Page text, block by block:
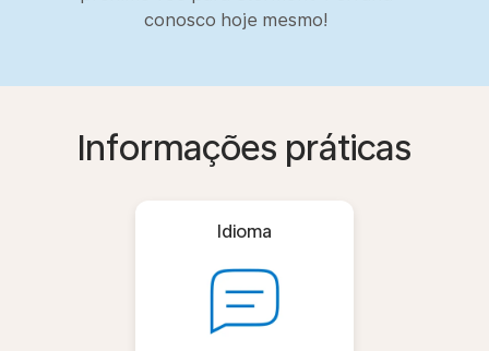
conosco hoje mesmo!
Informações práticas
Idioma